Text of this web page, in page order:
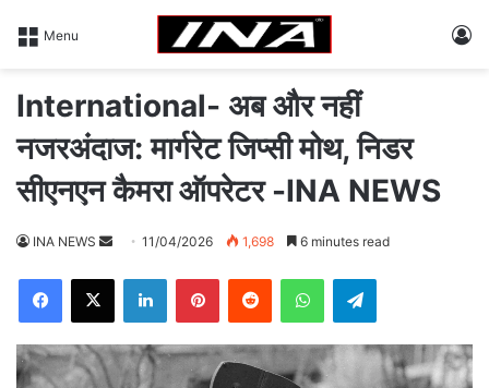
Menu
International- अब और नहीं
नजरअंदाज: मार्गरेट जिप्सी मोथ, निडर
सीएनएन कैमरा ऑपरेटर -INA NEWS
INA NEWS
d
a
11/04/2026 1,698 6 minutes read